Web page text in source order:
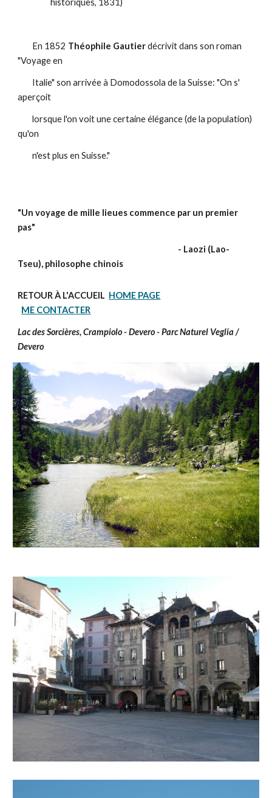
En 1852 Théophile Gautierdécrivit dans son roman
"Voyage en
Italie" son arrivée à Domodossola de la Suisse: "On s'
aperçoit
lorsque l'on voit une certaine élégance (de la population)
qu'on
n'est plus en Suisse."
"Un voyage de mille lieues commence par un premier
pas"
- Laozi (Lao-
Tseu), philosophe chinois
RETOUR À L'ACCUEIL HOME PAGE
ME CONTACTER
Lac des Sorcières, Crampiolo - Devero - Parc Naturel Veglia /
Devero